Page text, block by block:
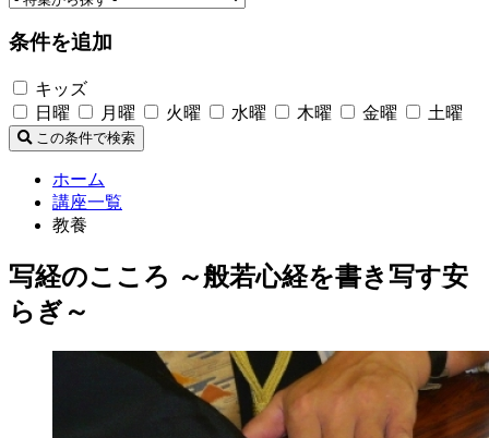
条件を追加
キッズ
日曜
月曜 火曜 水曜 木曜 金曜 土曜
この条件で検索
ホーム
講座一覧
教養
写経のこころ ～般若心経を書き写す安
らぎ～